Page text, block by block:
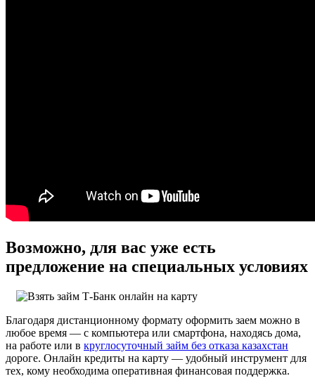
Возможно, для вас уже есть
предложение на специальных условиях
Благодаря дистанционному формату оформить заем можно в
любое время — с компьютера или смартфона, находясь дома,
на работе или в круглосуточный займ без отказа казахстан
дороге. Онлайн кредиты на карту — удобный инструмент для
тех, кому необходима оперативная финансовая поддержка.